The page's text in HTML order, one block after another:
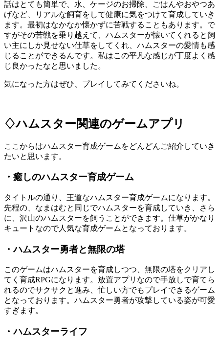
話はとても簡単で、水、ケージのお掃除、ごはんやおやつあ
げなど、リアルな飼育をして健康に気をつけて育成していき
ます。最初はなかなか懐かずに苦戦することもあります。で
すがその苦戦を乗り越えて、ハムスターが懐いてくれると飼
い主にしか見せない仕草をしてくれ、ハムスターの愛情も感
じることができるんです。私はこの平凡な感じが丁度よく感
じ良かったなと思いました。
気になった方はぜひ、プレイしてみてくださいね。
♢ハムスター関連のゲームアプリ
ここからはハムスター育成ゲームをどんどんご紹介していき
たいと思います。
・癒しのハムスター育成ゲーム
タイトルの通り、王道なハムスター育成ゲームになります。
先程の、なまはむと同じでハムスターを育成していき、さら
に、沢山のハムスターを飼うことができます。仕草がかなり
キュートなので人気な育成ゲームとなっております。
・ハムスター勇者と無限の塔
このゲームはハムスターを育成しつつ、無限の塔をクリアし
てく育成RPGになります。放置アプリなので手放しで育てら
れるのでサクサクと進み、忙しい方でもプレイできるゲーム
となっております。ハムスター勇者が攻撃している姿が可愛
すぎます。
・ハムスターライフ